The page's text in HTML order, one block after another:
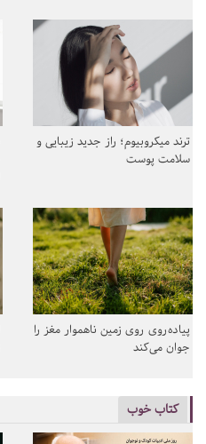
ترند میکروبیوم؛ راز جدید زیبایی و
سلامت پوست
پیاده‌روی روی زمین ناهموار مغز را
جوان می‌کند
کتاب خوب